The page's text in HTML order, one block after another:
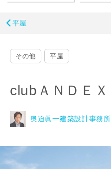
平屋
その他 平屋
clubＡＮＤＥＸ
奥迫眞一建築設計事務所